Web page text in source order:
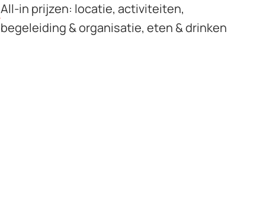
All-in prijzen: locatie, activiteiten,
begeleiding & organisatie, eten & drinken